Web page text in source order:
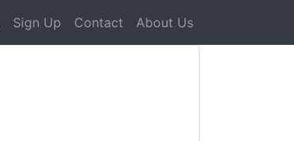
Sign Up Contact About Us